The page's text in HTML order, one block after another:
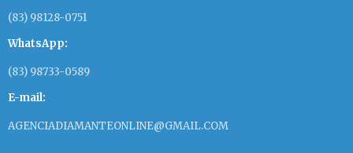
(83) 98128-0751
WhatsApp:
(83) 98733-0589
E-mail:
AGENCIADIAMANTEONLINE@GMAIL.COM